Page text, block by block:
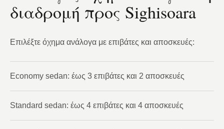
διαδρομή προς Sighisoara
Επιλέξτε όχημα ανάλογα με επιβάτες και αποσκευές:
Economy sedan: έως 3 επιβάτες και 2 αποσκευές
Standard sedan: έως 4 επιβάτες και 4 αποσκευές